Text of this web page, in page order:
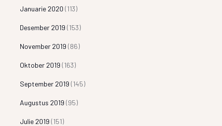
Januarie 2020 (113)
Desember 2019 (153)
November 2019 (86)
Oktober 2019 (163)
September 2019 (145)
Augustus 2019 (95)
Julie 2019 (151)